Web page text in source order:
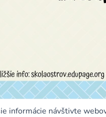
informácie návštivte